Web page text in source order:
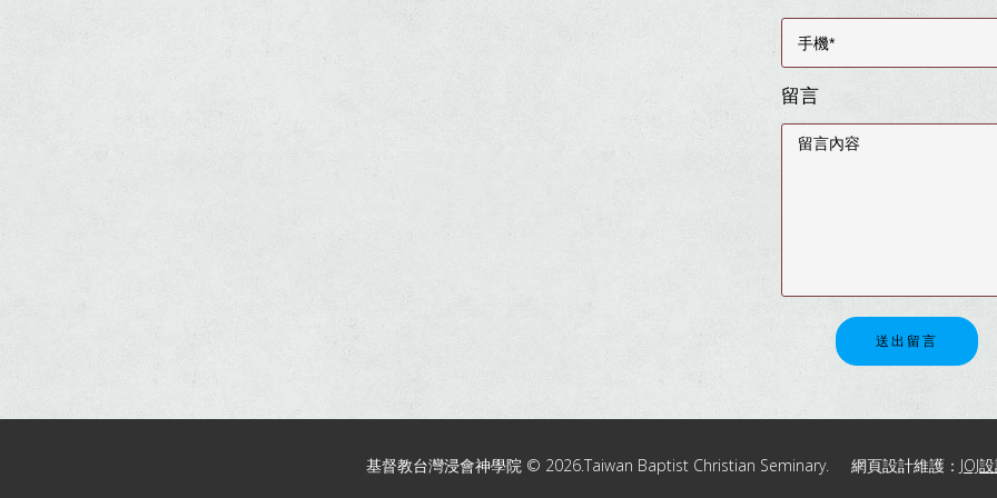
留言
送出留言
基督教台灣浸會神學院 © 2026.Taiwan Baptist Christian Seminary. 網頁設計維護： JOJ